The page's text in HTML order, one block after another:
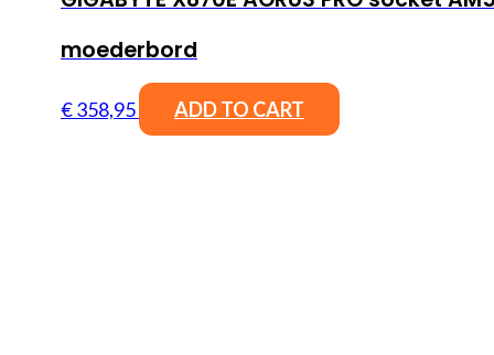
moederbord
€358,95 ADD TO CART